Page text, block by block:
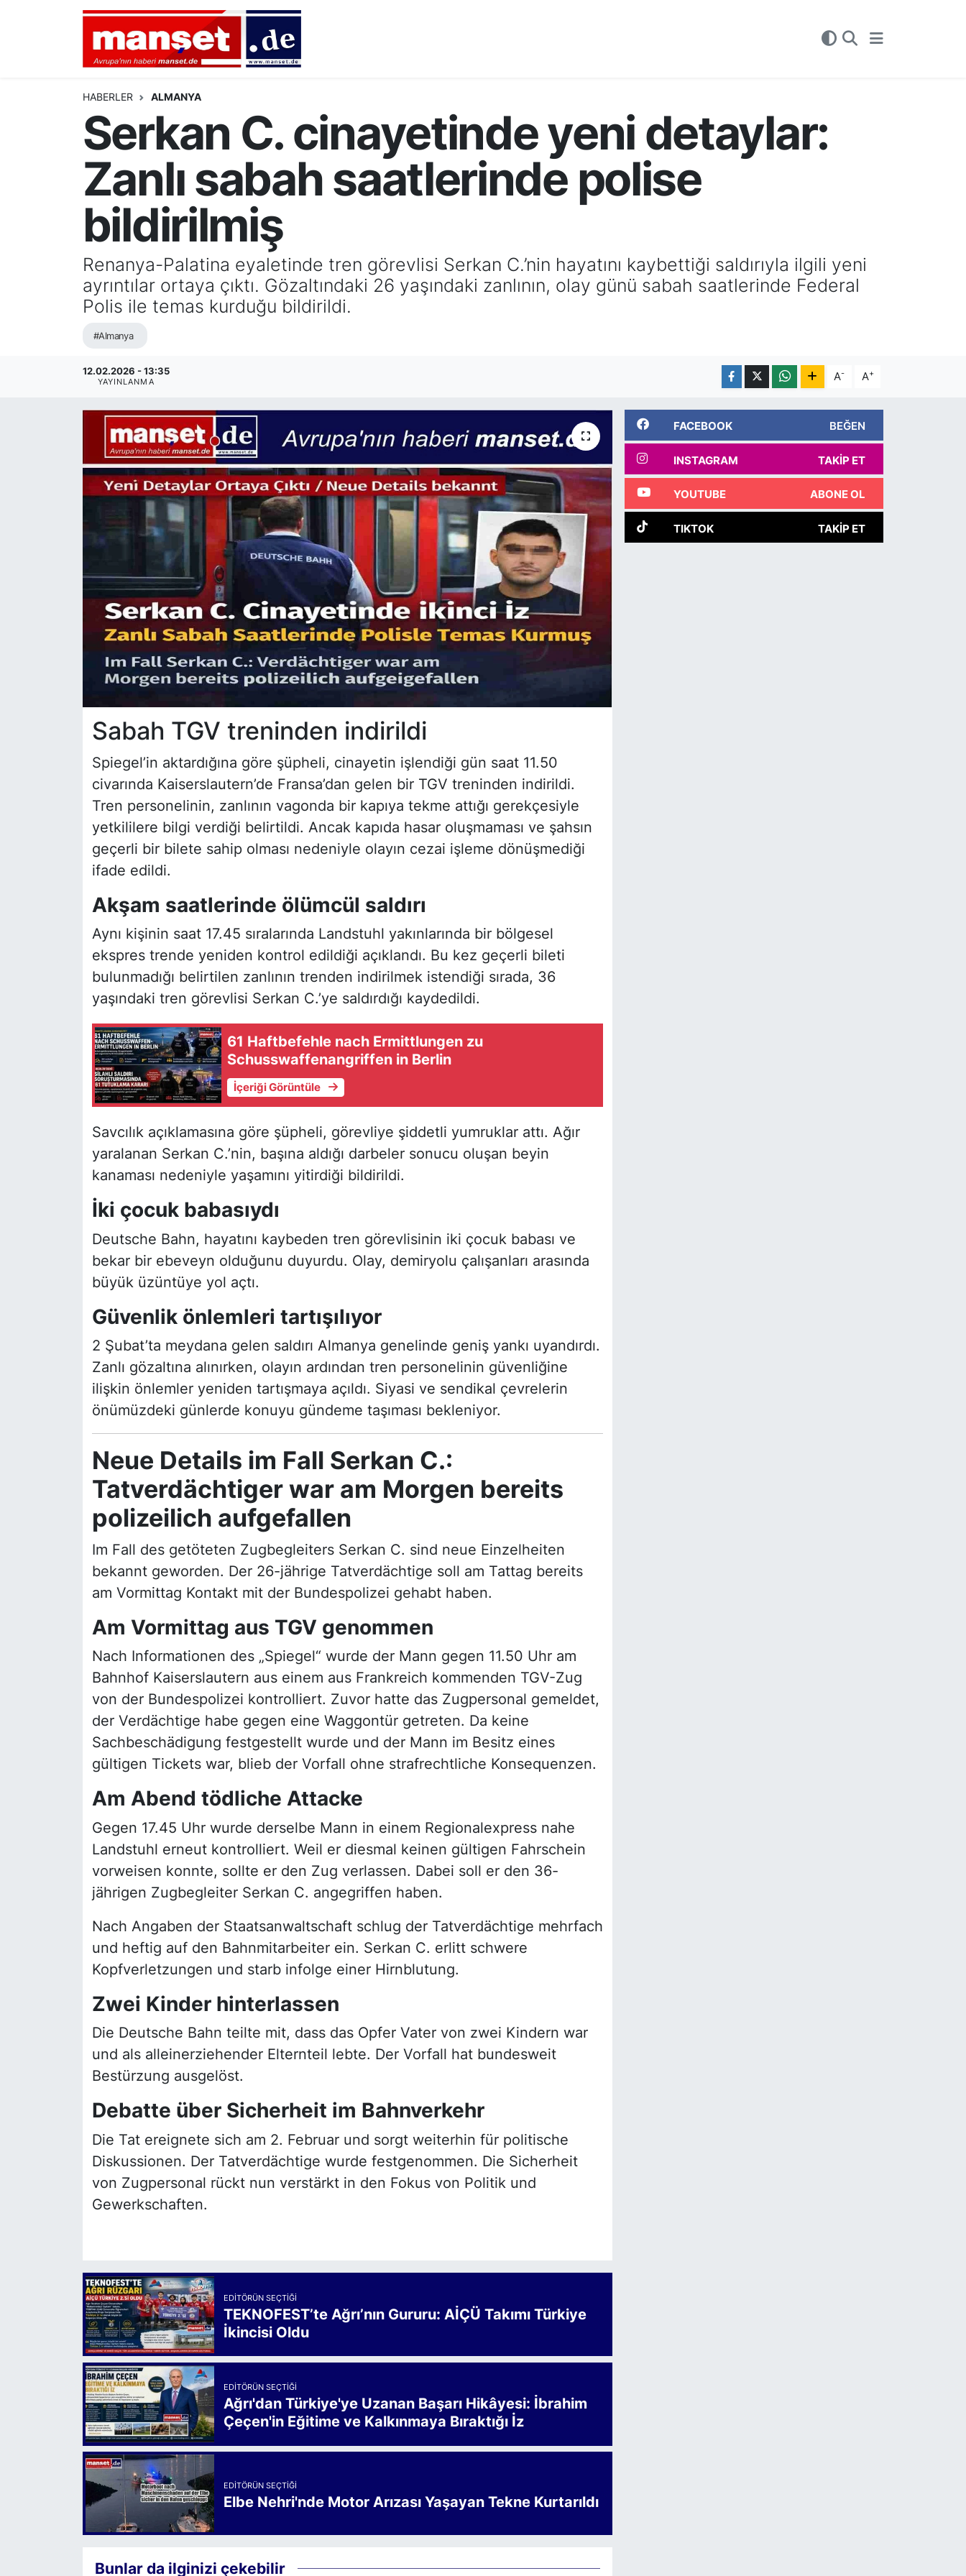
HABERLER ALMANYA
Serkan C. cinayetinde yeni detaylar:
Zanlı sabah saatlerinde polise
bildirilmiş
Renanya-Palatina eyaletinde tren görevlisi Serkan C.’nin hayatını kaybettiği saldırıyla ilgili yeni
ayrıntılar ortaya çıktı. Gözaltındaki 26 yaşındaki zanlının, olay günü sabah saatlerinde Federal
Polis ile temas kurduğu bildirildi.
#Almanya
12.02.2026 - 13:35
YAYINLANMA A- A+
Sabah TGV treninden indirildi
Spiegel’in aktardığına göre şüpheli, cinayetin işlendiği gün saat 11.50
civarında Kaiserslautern’de Fransa’dan gelen bir TGV treninden indirildi.
Tren personelinin, zanlının vagonda bir kapıya tekme attığı gerekçesiyle
yetkililere bilgi verdiği belirtildi. Ancak kapıda hasar oluşmaması ve şahsın
geçerli bir bilete sahip olması nedeniyle olayın cezai işleme dönüşmediği
ifade edildi.
Akşam saatlerinde ölümcül saldırı
Aynı kişinin saat 17.45 sıralarında Landstuhl yakınlarında bir bölgesel
ekspres trende yeniden kontrol edildiği açıklandı. Bu kez geçerli bileti
bulunmadığı belirtilen zanlının trenden indirilmek istendiği sırada, 36
yaşındaki tren görevlisi Serkan C.’ye saldırdığı kaydedildi.
61 Haftbefehle nach Ermittlungen zu
Schusswaffenangriffen in Berlin
İçeriği Görüntüle
Savcılık açıklamasına göre şüpheli, görevliye şiddetli yumruklar attı. Ağır
yaralanan Serkan C.’nin, başına aldığı darbeler sonucu oluşan beyin
kanaması nedeniyle yaşamını yitirdiği bildirildi.
İki çocuk babasıydı
Deutsche Bahn, hayatını kaybeden tren görevlisinin iki çocuk babası ve
bekar bir ebeveyn olduğunu duyurdu. Olay, demiryolu çalışanları arasında
büyük üzüntüye yol açtı.
Güvenlik önlemleri tartışılıyor
2 Şubat’ta meydana gelen saldırı Almanya genelinde geniş yankı uyandırdı.
Zanlı gözaltına alınırken, olayın ardından tren personelinin güvenliğine
ilişkin önlemler yeniden tartışmaya açıldı. Siyasi ve sendikal çevrelerin
önümüzdeki günlerde konuyu gündeme taşıması bekleniyor.
Neue Details im Fall Serkan C.:
Tatverdächtiger war am Morgen bereits
polizeilich aufgefallen
Im Fall des getöteten Zugbegleiters Serkan C. sind neue Einzelheiten
bekannt geworden. Der 26-jährige Tatverdächtige soll am Tattag bereits
am Vormittag Kontakt mit der Bundespolizei gehabt haben.
Am Vormittag aus TGV genommen
Nach Informationen des „Spiegel“ wurde der Mann gegen 11.50 Uhr am
Bahnhof Kaiserslautern aus einem aus Frankreich kommenden TGV-Zug
von der Bundespolizei kontrolliert. Zuvor hatte das Zugpersonal gemeldet,
der Verdächtige habe gegen eine Waggontür getreten. Da keine
Sachbeschädigung festgestellt wurde und der Mann im Besitz eines
gültigen Tickets war, blieb der Vorfall ohne strafrechtliche Konsequenzen.
Am Abend tödliche Attacke
Gegen 17.45 Uhr wurde derselbe Mann in einem Regionalexpress nahe
Landstuhl erneut kontrolliert. Weil er diesmal keinen gültigen Fahrschein
vorweisen konnte, sollte er den Zug verlassen. Dabei soll er den 36-
jährigen Zugbegleiter Serkan C. angegriffen haben.
Nach Angaben der Staatsanwaltschaft schlug der Tatverdächtige mehrfach
und heftig auf den Bahnmitarbeiter ein. Serkan C. erlitt schwere
Kopfverletzungen und starb infolge einer Hirnblutung.
Zwei Kinder hinterlassen
Die Deutsche Bahn teilte mit, dass das Opfer Vater von zwei Kindern war
und als alleinerziehender Elternteil lebte. Der Vorfall hat bundesweit
Bestürzung ausgelöst.
Debatte über Sicherheit im Bahnverkehr
Die Tat ereignete sich am 2. Februar und sorgt weiterhin für politische
Diskussionen. Der Tatverdächtige wurde festgenommen. Die Sicherheit
von Zugpersonal rückt nun verstärkt in den Fokus von Politik und
Gewerkschaften.
EDITÖRÜN SEÇTIĞI
TEKNOFEST’te Ağrı’nın Gururu: AİÇÜ Takımı Türkiye
İkincisi Oldu
EDITÖRÜN SEÇTIĞI
Ağrı'dan Türkiye'ye Uzanan Başarı Hikâyesi: İbrahim
Çeçen'in Eğitime ve Kalkınmaya Bıraktığı İz
EDITÖRÜN SEÇTIĞI
Elbe Nehri'nde Motor Arızası Yaşayan Tekne Kurtarıldı
Bunlar da ilginizi çekebilir
FACEBOOK BEĞEN
INSTAGRAM TAKIP ET
YOUTUBE ABONE OL
TIKTOK TAKIP ET
AVRUPA
ALMANYA
TÜRKİYE
DEUTSCH
EKONOMİ
Nöbetçi Eczaneler
Hava Durumu
Namaz Vakitleri
Trafik Durumu
Tüm Manşetler
Son Dakika Haberleri
Haber Arşivi